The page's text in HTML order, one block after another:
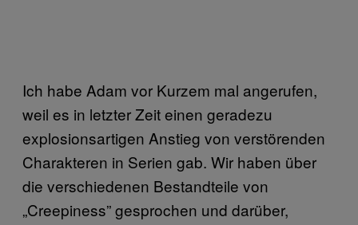
Ich habe Adam vor Kurzem mal angerufen,
weil es in letzter Zeit einen geradezu
explosionsartigen Anstieg von verstörenden
Charakteren in Serien gab. Wir haben über
die verschiedenen Bestandteile von
„Creepiness” gesprochen und darüber,